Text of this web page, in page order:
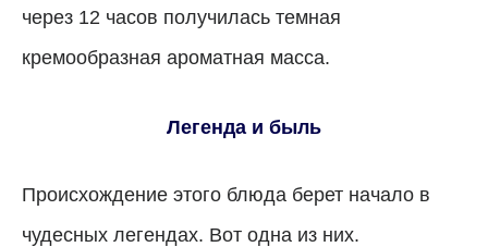
через 12 часов получилась темная
кремообразная ароматная масса.
Легенда и быль
Происхождение этого блюда берет начало в
чудесных легендах. Вот одна из них.